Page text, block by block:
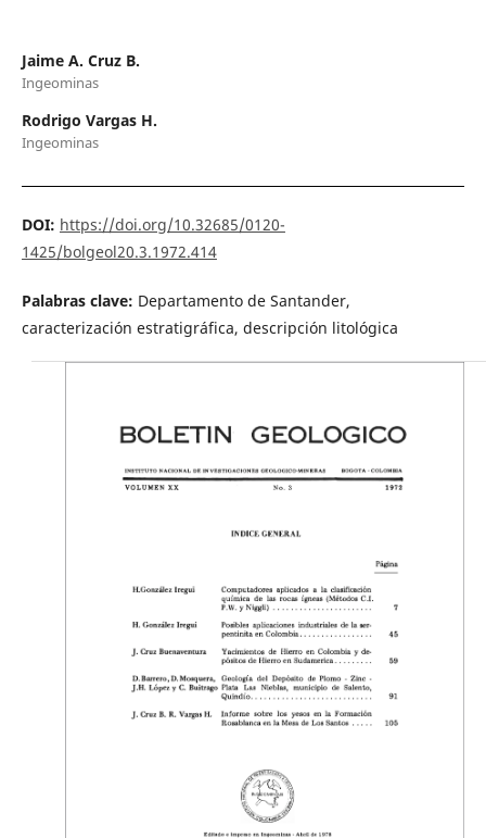
Jaime A. Cruz B.
Ingeominas
Rodrigo Vargas H.
Ingeominas
DOI: https://doi.org/10.32685/0120-
1425/bolgeol20.3.1972.414
Palabras clave: Departamento de Santander,
caracterización estratigráfica, descripción litológica